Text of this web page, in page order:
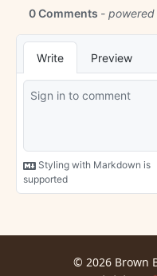
© 2026 Brown